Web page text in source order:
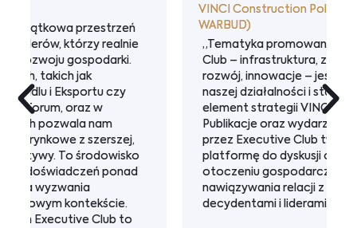
„Tematyka promowana przez Executive
Club – infrastruktura, zrównoważony
rozwój, innowacje – jest kluczowa dla
naszej działalności i stanowi istotny
element strategii VINCI Construction.
Publikacje oraz wydarzenia organizowane
przez Executive Club tworzą wartościową
platformę do dyskusji o zmianach w polskim
otoczeniu gospodarczym oraz do
nawiązywania relacji z ekspertami,
decydentami i liderami branży.”
VINCI Construction Polska (EUROVIA,
WARBUD)